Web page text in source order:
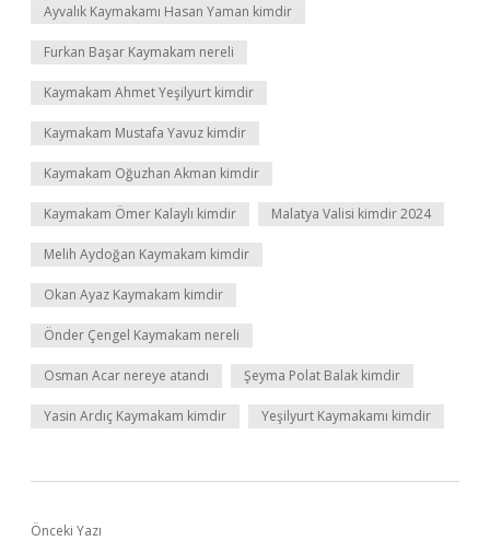
Ayvalık Kaymakamı Hasan Yaman kimdir
Furkan Başar Kaymakam nereli
Kaymakam Ahmet Yeşilyurt kimdir
Kaymakam Mustafa Yavuz kimdir
Kaymakam Oğuzhan Akman kimdir
Kaymakam Ömer Kalaylı kimdir Malatya Valisi kimdir 2024
Melih Aydoğan Kaymakam kimdir
Okan Ayaz Kaymakam kimdir
Önder Çengel Kaymakam nereli
Osman Acar nereye atandı Şeyma Polat Balak kimdir
Yasin Ardıç Kaymakam kimdir Yeşilyurt Kaymakamı kimdir
Önceki Yazı